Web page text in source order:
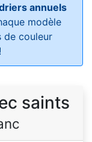
annuels
modèle
de couleur
saints